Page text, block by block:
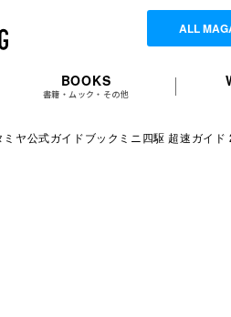
ALL
BOOKS
書籍・ムック・その他
ミヤ公式ガイドブックミニ四駆 超速ガイ